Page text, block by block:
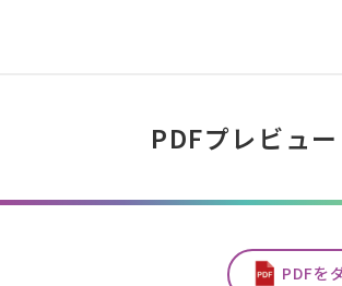
PDFプレビュー
PDFを